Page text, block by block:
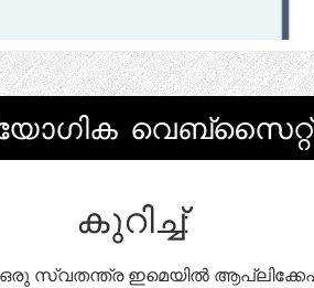
വെബ്സൈറ്റ്
കുറിച്ച്:
സ്വതന്ത്ര ഇമെയിൽ